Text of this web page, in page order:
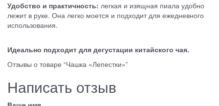
Удобство и практичность: легкая и изящная пиала удобно
лежит в руке. Она легко моется и подходит для ежедневного
использования.
Идеально подходит для дегустации китайского чая.
Отзывы о товаре “Чашка «Лепестки»”
Написать отзыв